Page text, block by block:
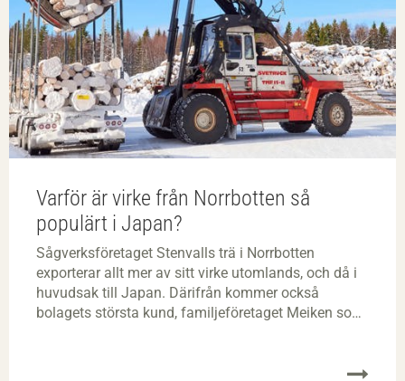
Varför är virke från Norrbotten så
populärt i Japan?
Sågverksföretaget Stenvalls trä i Norrbotten
exporterar allt mer av sitt virke utomlands, och då i
huvudsak till Japan. Därifrån kommer också
bolagets största kund, familjeföretaget Meiken som